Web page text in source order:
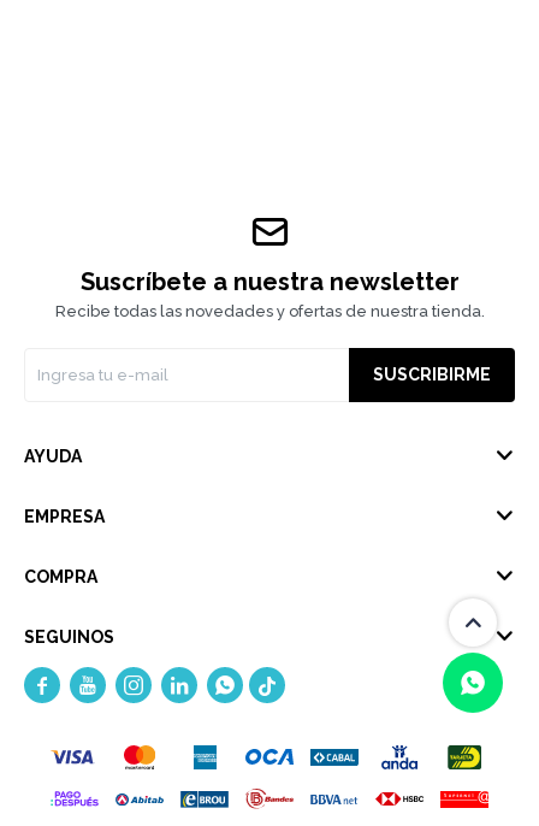
(0/4)
Suscríbete a nuestra newsletter
Recibe todas las novedades y ofertas de nuestra tienda.
SUSCRIBIRME
AYUDA
EMPRESA
COMPRA
SEGUINOS
    